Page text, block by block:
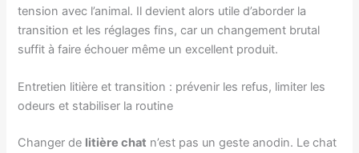
tension avec l’animal. Il devient alors utile d’aborder la
transition et les réglages fins, car un changement brutal
suffit à faire échouer même un excellent produit.
Entretien litière et transition : prévenir les refus, limiter les
odeurs et stabiliser la routine
Changer de litière chat n’est pas un geste anodin. Le chat